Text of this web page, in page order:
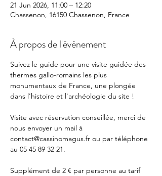
21 Jun 2026, 11:00 – 12:20
Chassenon, 16150 Chassenon, France
À propos de l'événement
Suivez le guide pour une visite guidée des
thermes gallo-romains les plus
monumentaux de France, une plongée
dans l'histoire et l'archéologie du site !
Visite avec réservation conseillée, merci de
nous envoyer un mail à
contact@cassinomagus.fr ou par téléphone
au 05 45 89 32 21.
Supplément de 2 € par personne au tarif